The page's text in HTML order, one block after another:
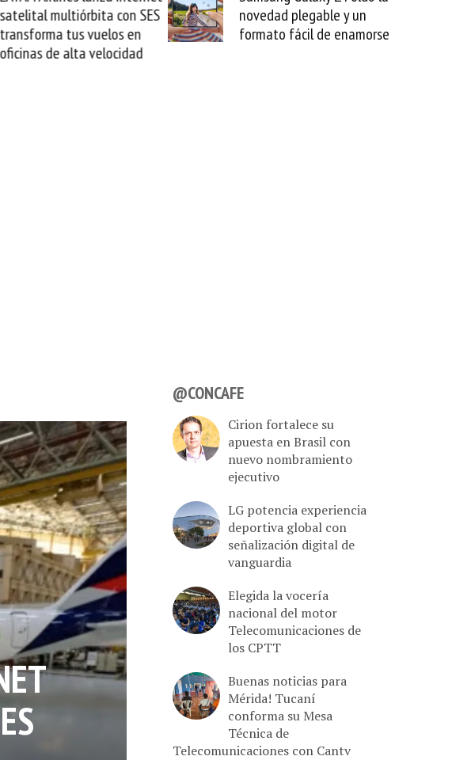
satelital multiórbita con SES
transforma tus vuelos en
oficinas de alta velocidad
novedad plegable y un
formato fácil de enamorse
@CONCAFE
Cirion fortalece su
apuesta en Brasil con
nuevo nombramiento
ejecutivo
LG potencia experiencia
deportiva global con
señalización digital de
vanguardia
Elegida la vocería
nacional del motor
Telecomunicaciones de
los CPTT
Buenas noticias para
Mérida! Tucaní
conforma su Mesa
Técnica de
Telecomunicaciones con Cantv